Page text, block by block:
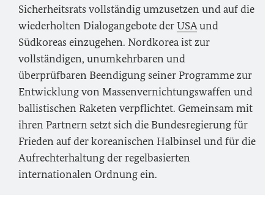
Sicherheitsrats vollständig umzusetzen und auf die
wiederholten Dialogangebote derUSAund
Südkoreas einzugehen. Nordkorea ist zur
vollständigen, unumkehrbaren und
überprüfbaren Beendigung seiner Programme zur
Entwicklung von Massenvernichtungswaffen und
ballistischen Raketen verpflichtet. Gemeinsam mit
ihren Partnern setzt sich die Bundesregierung für
Frieden auf der koreanischen Halbinsel und für die
Aufrechterhaltung der regelbasierten
internationalen Ordnung ein.